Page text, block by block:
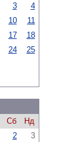
3
4
10
11
17
18
24
25
Сб
Нд
2
3